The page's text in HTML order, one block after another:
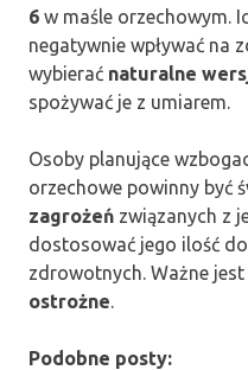
6 w maśle orzechowym.
negatywnie wpływać na
wybierać naturalne
spożywać je z umiarem.
Osoby planujące
orzechowe powinny być
zagrożeń związanych z
dostosować jego ilość
zdrowotnych. Ważne
ostrożne.
Podobne posty: